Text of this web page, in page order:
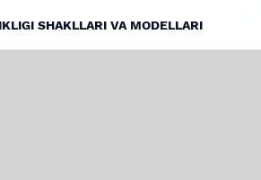
SHAKLLARI VA MODELLARI